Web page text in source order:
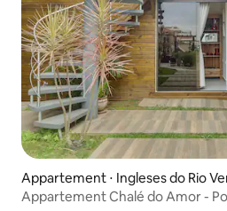
Appartement ⋅ Ingleses do Rio
Appartement Chalé do Amor -